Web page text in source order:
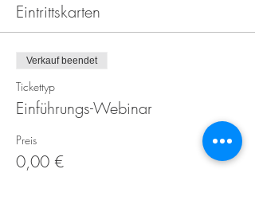
Eintrittskarten
Verkauf beendet
Tickettyp
Einführungs-Webinar
Preis
0,00 €